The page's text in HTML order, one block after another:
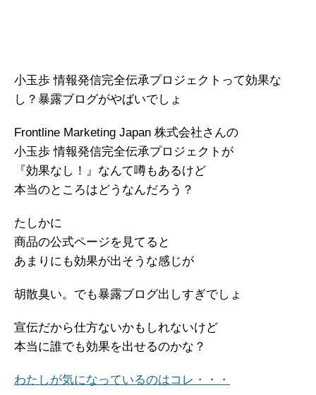
小玉歩 情報発信完全伝承プロジェクトって効果な
し？暴露ブログがやばいでしょ
Frontline Marketing Japan 株式会社さんの
小玉歩 情報発信完全伝承プロジェクトが
『効果なし！』なんて噂もあるけど
本当のところはどうなんだろう？
たしかに
商品の公式ページを見てると
あまりにも効果が出そうな感じが
胡散臭い。でも暴露ブログ出しすぎでしょ
宣伝だから仕方ないかもしれないけど
本当に誰でも効果を出せるのかな？
わたしが気になっているのはコレ・・・